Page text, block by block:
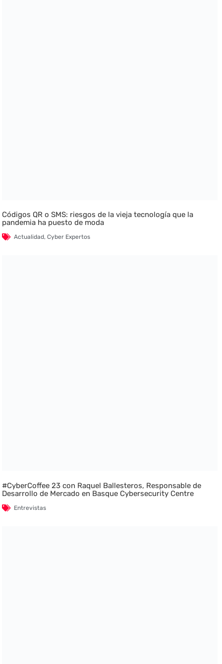
Códigos QR o SMS: riesgos de la vieja tecnología que la
pandemia ha puesto de moda
Actualidad,Cyber Expertos
#CyberCoffee 23 con Raquel Ballesteros, Responsable de
Desarrollo de Mercado en Basque Cybersecurity Centre
Entrevistas